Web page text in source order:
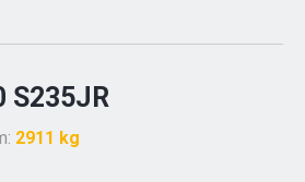
S235JR
2911 kg